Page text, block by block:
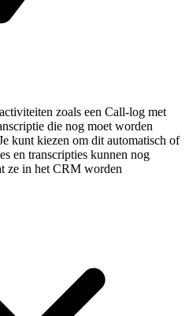
zoals een Call-log met
die nog moet worden
kunt kiezen om dit automatisch of
en transcripties kunnen nog
ze in het CRM worden